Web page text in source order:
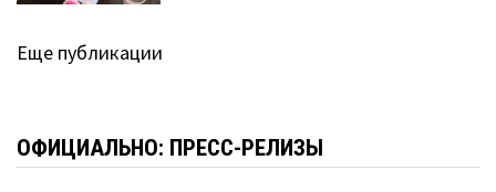
Еще публикации
ОФИЦИАЛЬНО: ПРЕСС-РЕЛИЗЫ